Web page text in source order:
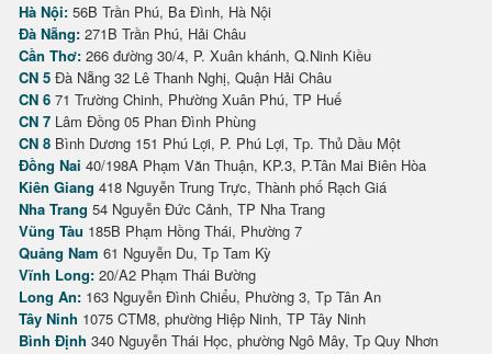
Hà Nội: 56B Trần Phú, Ba Đình, Hà Nội
Đà Nẵng: 271B Trần Phú, Hải Châu
Cần Thơ: 266 đường 30/4, P. Xuân khánh, Q.Ninh Kiều
CN 5 Đà Nẵng 32 Lê Thanh Nghị, Quận Hải Châu
CN 6 71 Trường Chinh, Phường Xuân Phú, TP Huế
CN 7 Lâm Đồng 05 Phan Đình Phùng
CN 8 Bình Dương 151 Phú Lợi, P. Phú Lợi, Tp. Thủ Dầu Một
Đồng Nai 40/198A Phạm Văn Thuận, KP.3, P.Tân Mai Biên Hòa
Kiên Giang 418 Nguyễn Trung Trực, Thành phố Rạch Giá
Nha Trang 54 Nguyễn Đức Cảnh, TP Nha Trang
Vũng Tàu 185B Phạm Hồng Thái, Phường 7
Quảng Nam 61 Nguyễn Du, Tp Tam Kỳ
Vĩnh Long: 20/A2 Phạm Thái Bường
Long An: 163 Nguyễn Đình Chiểu, Phường 3, Tp Tân An
Tây Ninh 1075 CTM8, phường Hiệp Ninh, TP Tây Ninh
Bình Định 340 Nguyễn Thái Học, phường Ngô Mây, Tp Quy Nhơn